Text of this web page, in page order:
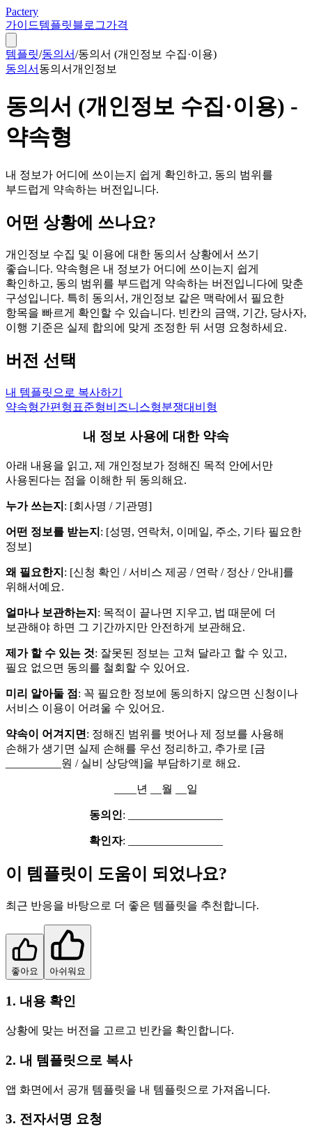
Pactery
가이드템플릿블로그가격
템플릿/동의서/동의서 (개인정보 수집·이용)
동의서 동의서개인정보
동의서 (개인정보 수집·이용) -
약속형
내 정보가 어디에 쓰이는지 쉽게 확인하고, 동의 범위를
부드럽게 약속하는 버전입니다.
어떤 상황에 쓰나요?
개인정보 수집 및 이용에 대한 동의서 상황에서 쓰기
좋습니다. 약속형은 내 정보가 어디에 쓰이는지 쉽게
확인하고, 동의 범위를 부드럽게 약속하는 버전입니다에 맞춘
구성입니다. 특히 동의서, 개인정보 같은 맥락에서 필요한
항목을 빠르게 확인할 수 있습니다. 빈칸의 금액, 기간, 당사자,
이행 기준은 실제 합의에 맞게 조정한 뒤 서명 요청하세요.
버전 선택
내 템플릿으로 복사하기
약속형간편형 표준형비즈니스형분쟁대비형
내 정보 사용에 대한 약속
아래 내용을 읽고, 제 개인정보가 정해진 목적 안에서만
사용된다는 점을 이해한 뒤 동의해요.
누가 쓰는지 : [회사명 / 기관명]
어떤 정보를 받는지 : [성명, 연락처, 이메일, 주소, 기타 필요한
정보]
왜 필요한지 : [신청 확인 / 서비스 제공 / 연락 / 정산 / 안내]를
위해서예요.
얼마나 보관하는지 : 목적이 끝나면 지우고, 법 때문에 더
보관해야 하면 그 기간까지만 안전하게 보관해요.
제가 할 수 있는 것: 잘못된 정보는 고쳐 달라고 할 수 있고,
필요 없으면 동의를 철회할 수 있어요.
미리 알아둘 점 : 꼭 필요한 정보에 동의하지 않으면 신청이나
서비스 이용이 어려울 수 있어요.
약속이 어겨지면 : 정해진 범위를 벗어나 제 정보를 사용해
손해가 생기면 실제 손해를 우선 정리하고, 추가로 [금
__________원 / 실비 상당액]을 부담하기로 해요.
____년 __월 __일
동의인: _________________
확인자: _________________
이 템플릿이 도움이 되었나요?
최근 반응을 바탕으로 더 좋은 템플릿을 추천합니다.
좋아요 아쉬워요
1. 내용 확인
상황에 맞는 버전을 고르고 빈칸을 확인합니다.
2. 내 템플릿으로 복사
앱 화면에서 공개 템플릿을 내 템플릿으로 가져옵니다.
3. 전자서명 요청